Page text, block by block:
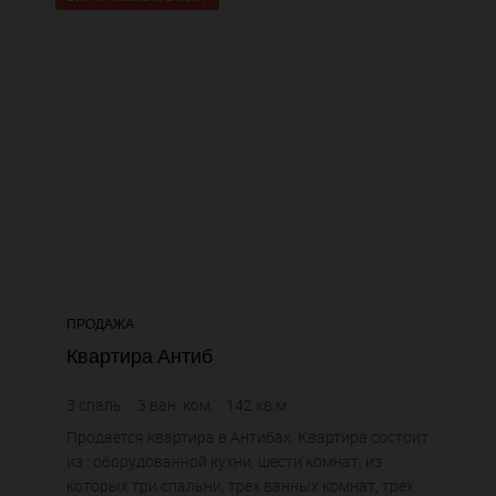
ПРОДАЖА
Квартира Антиб
3 спаль. 3 ван. ком. 142 кв.м.
цена за кв.м.
Продается квартира в Антибах. Квартира состоит
из : оборудованной кухни, шести комнат, из
которых три спальни, трех ванных комнат, трех